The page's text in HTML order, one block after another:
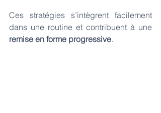
Ces stratégies s’intègrent facilement
dans une routine et contribuent à une
remise en forme progressive.